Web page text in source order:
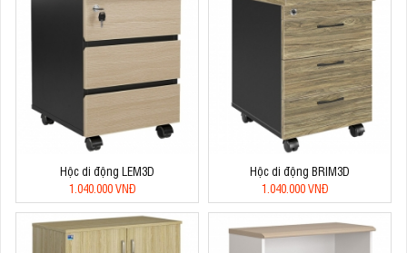
Hộc di động LEM3D
1.040.000 VNĐ
Hộc di động BRIM3D
1.040.000 VNĐ